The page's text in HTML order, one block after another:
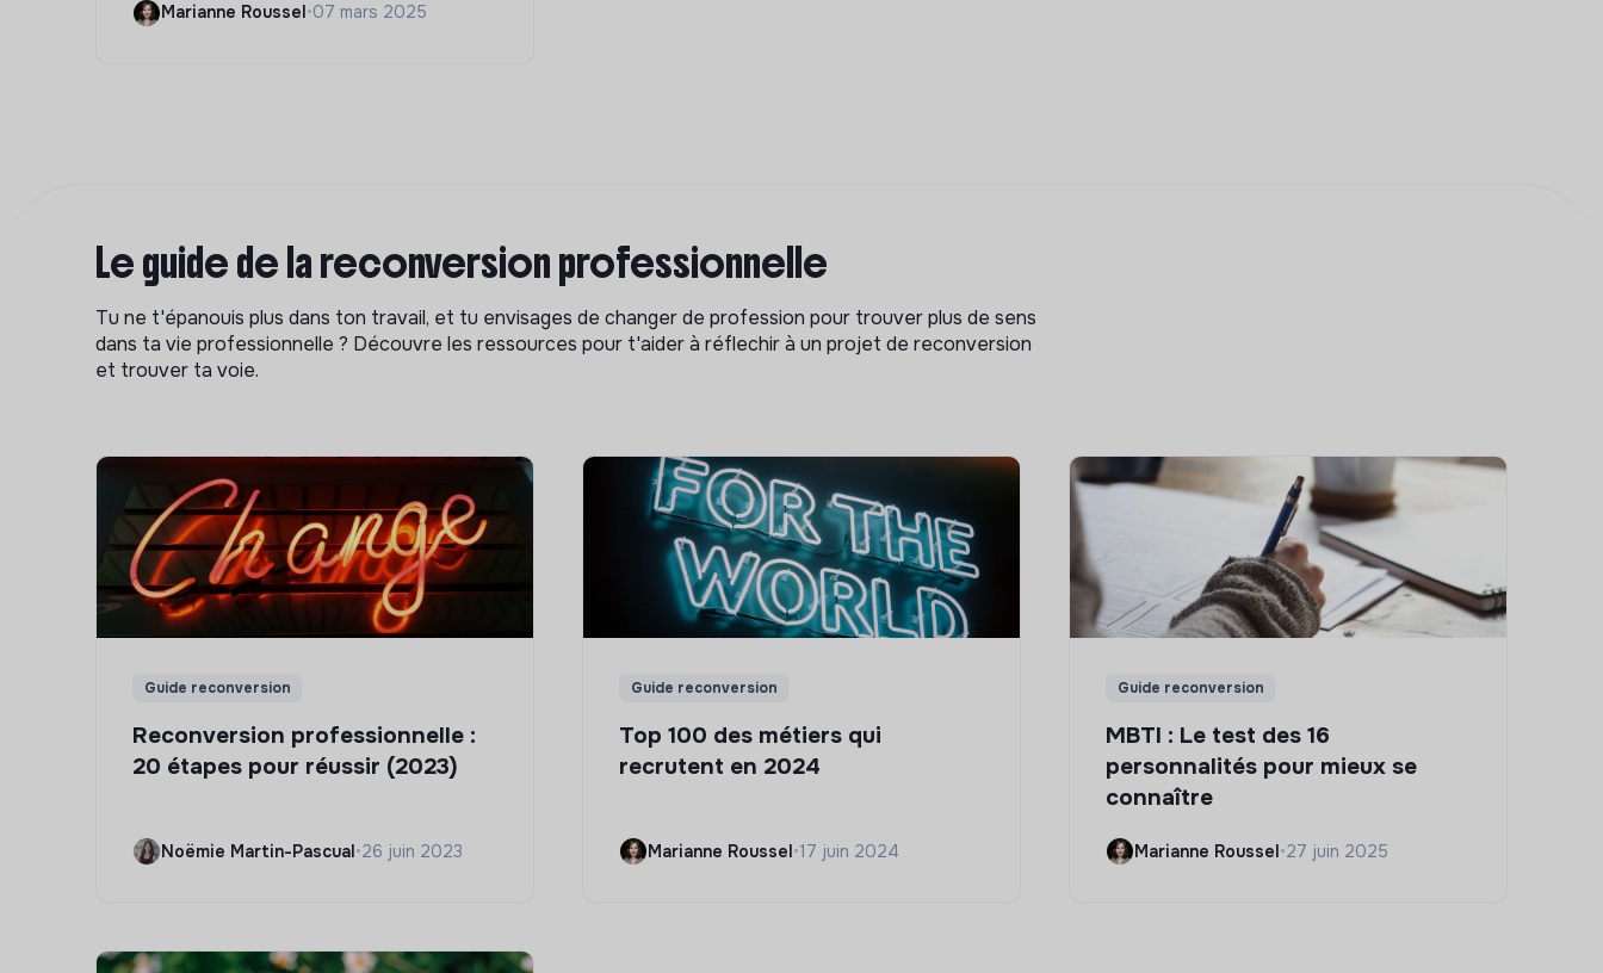
Marianne Roussel•07 mars 2025
Le guide de la reconversion professionnelle
Tu ne t'épanouis plus dans ton travail, et tu envisages de changer de profession pour trouver plus de sens
dans ta vie professionnelle ? Découvre les ressources pour t'aider à réflechir à un projet de reconversion
et trouver ta voie.
Guide reconversion
Reconversion professionnelle :
20 étapes pour réussir (2023)
Noëmie Martin-Pascual•26 juin 2023
Guide reconversion
Top 100 des métiers qui
recrutent en 2024
Marianne Roussel•17 juin 2024
Guide reconversion
MBTI : Le test des 16
personnalités pour mieux se
connaître
Marianne Roussel•27 juin 2025